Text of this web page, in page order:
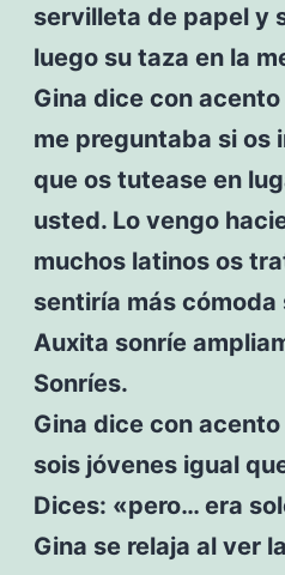
servilleta de papel y
luego su taza en la
Gina dice con
me preguntaba si os
que os tutease en
usted. Lo vengo
muchos latinos os
sentiría más
Auxita sonríe
Sonríes.
Gina dice con
sois jóvenes igual
Dices: «pero… era
Gina se relaja al ver